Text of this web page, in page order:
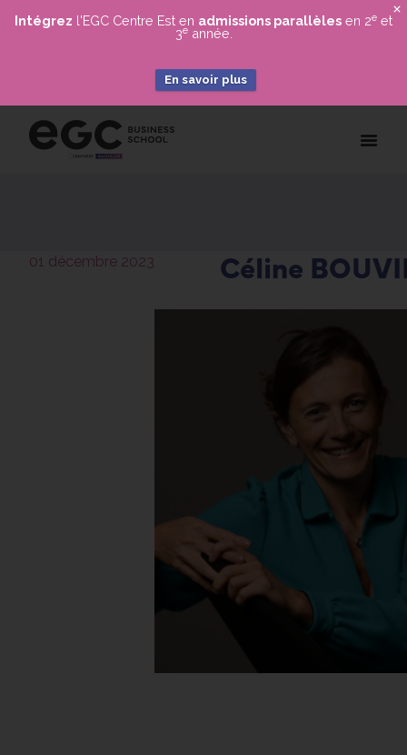
X
Intégrez l'EGC Centre Est en admissions parallèles en 2e et
3eannée.
En savoir plus
01 décembre 2023 Céline